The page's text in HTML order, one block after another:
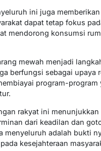
ini juga
dapat tetap fokus
mendorong konsumsi
mewah menjadi
berfungsi sebagai
program-
rakyat ini
dari keadilan dan
menyeluruh adalah bukti
kesejahteraan